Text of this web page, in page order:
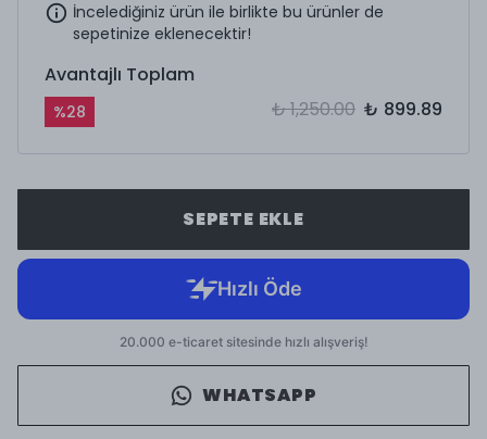
İncelediğiniz ürün ile birlikte bu ürünler de
sepetinize eklenecektir!
Avantajlı Toplam
%28 ₺ 1,250.00 ₺ 899.89
SEPETE EKLE
WHATSAPP